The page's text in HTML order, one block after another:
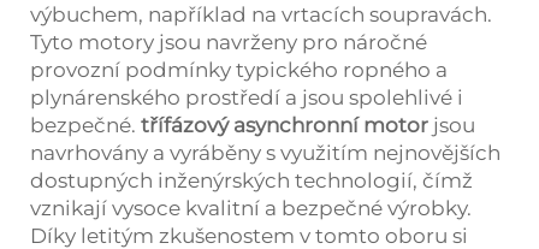
výbuchem, například na vrtacích soupravách.
Tyto motory jsou navrženy pro náročné
provozní podmínky typického ropného a
plynárenského prostředí a jsou spolehlivé i
bezpečné. třífázový asynchronní motor jsou
navrhovány a vyráběny s využitím nejnovějších
dostupných inženýrských technologií, čímž
vznikají vysoce kvalitní a bezpečné výrobky.
Díky letitým zkušenostem v tomto oboru si